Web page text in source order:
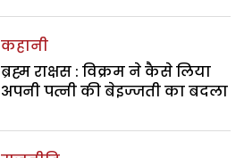
कहानी
ब्रह्म राक्षस : विक्रम ने कैसे लिया
अपनी पत्नी की बेइज्जती का बदला